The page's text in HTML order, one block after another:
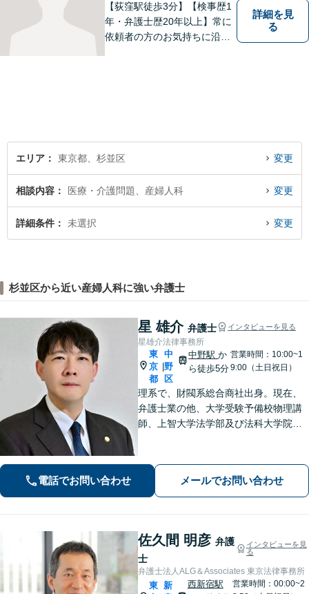
【荻窪駅徒歩3分】【検事歴1
年・弁護士歴20年以上】常に
依頼者の方のお気持ちに沿っ
になります。
詳細を見
る
エリア 東京都、杉並区 変更
相談内容 医療・介護問題、産婦人科 変更
詳細条件 未選択 変更
杉並区から近い産婦人科に強い弁護士
星 雄介 弁護士 インタビューを見る
星雄介法律事務所
東
京
都
|
中
野
区
中野駅か
ら徒歩5分
営業時間：10:00~1
9:00（土日祝日）
理系で、財閥系総合商社出身。現在、
弁護士業の他、大学受験予備校物理講
師、上智大学法学部及び法科大学院非
件、相続問題、学校問題、行政事件、
企業法務に強い関心があります。
電話でお問い合わせ メールでお問い合わせ
佐久間 明彦 弁護
士
インタビューを見
る
弁護士法人ALG＆Associates 東京法律事務所
東 新
西新宿駅
営業時間：00:00~2